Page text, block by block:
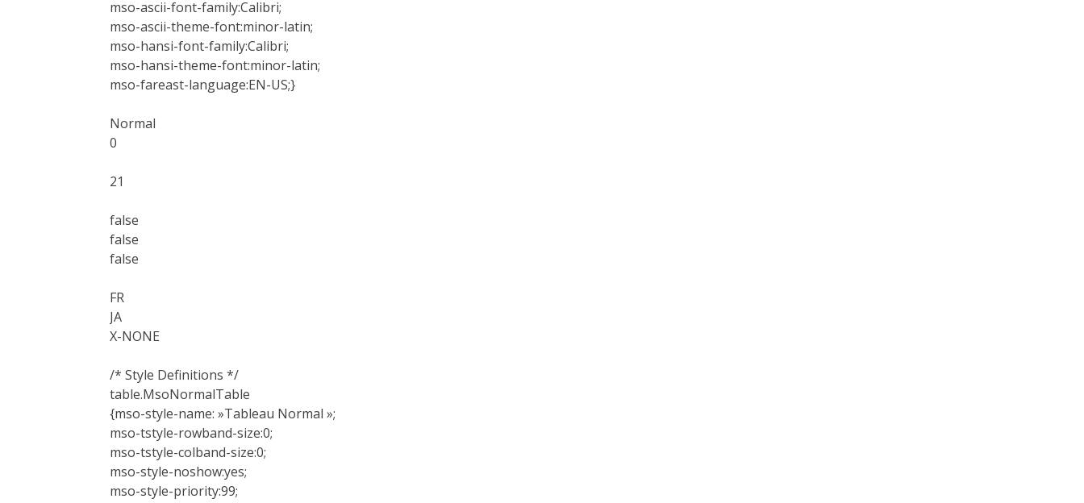
mso-ascii-font-family:Calibri;
mso-ascii-theme-font:minor-latin;
mso-hansi-font-family:Calibri;
mso-hansi-theme-font:minor-latin;
mso-fareast-language:EN-US;}
Normal
0
21
false
false
false
FR
JA
X-NONE
/* Style Definitions */
table.MsoNormalTable
{mso-style-name: »Tableau Normal »;
mso-tstyle-rowband-size:0;
mso-tstyle-colband-size:0;
mso-style-noshow:yes;
mso-style-priority:99;